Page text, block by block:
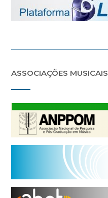
ASSOCIAÇÕES MUSICAIS